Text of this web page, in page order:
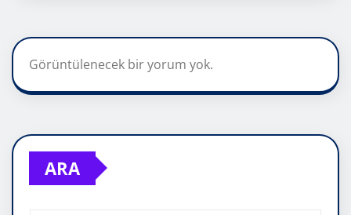
Görüntülenecek bir yorum yok.
ARA